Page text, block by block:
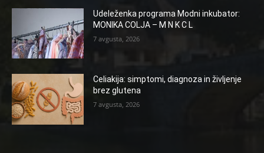
Udeleženka programa Modni inkubator:
MONIKA COLJA – M N K C L
7 avgusta, 2026
Celiakija: simptomi, diagnoza in življenje
brez glutena
7 avgusta, 2026